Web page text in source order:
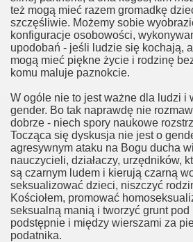
też mogą mieć razem gromadkę
szczęśliwie. Możemy sobie
konfiguracje osobowości,
upodobań - jeśli ludzie się kochają,
mogą mieć piękne życie i rodzinę
komu maluje paznokcie.
W ogóle nie to jest ważne dla ludzi i
gender. Bo tak naprawdę nie
dobrze - niech spory naukowe
Tocząca się dyskusja nie jest o
agresywnym ataku na Bogu ducha
nauczycieli, działaczy, urzędników,
są czarnym ludem i kierują czarną
seksualizować dzieci, niszczyć
Kościołem, promować
seksualną manią i tworzyć grunt
podstępnie i między wierszami za
podatnika.
KUL